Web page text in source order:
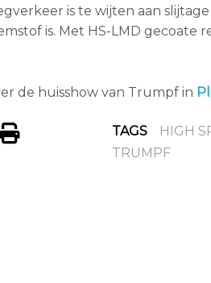
is te wijten aan
is. Met HS-LMD
de huisshow van Trumpf in
TAGS HIGH
TRUMPF